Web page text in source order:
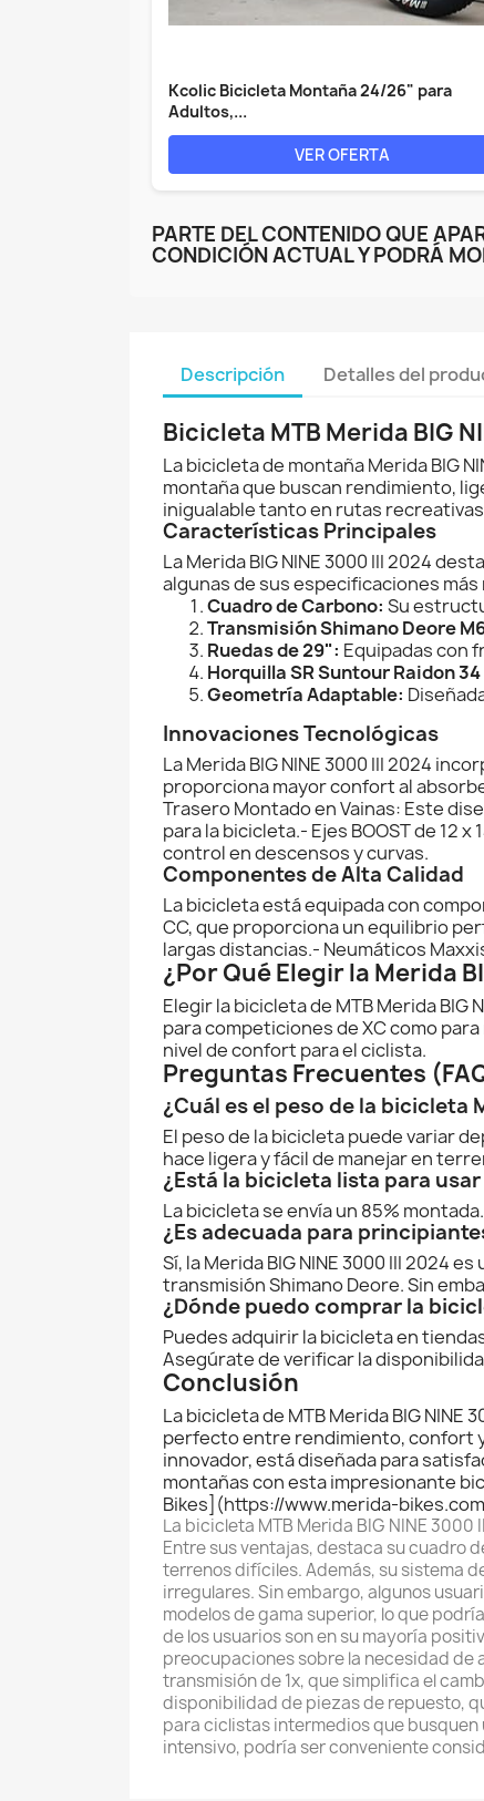
Kcolic Bicicleta Montaña 24/26" para
Adultos,...
VER OFERTA
PARTE DEL CONTENIDO QUE
CONDICIÓN ACTUAL Y PODRÁ
Descripción Detalles del
Bicicleta MTB Merida BIG
La bicicleta de montaña Merida BIG
montaña que buscan rendimiento,
inigualable tanto en rutas
Características Principales
La Merida BIG NINE 3000 III 2024
algunas de sus especificaciones
Cuadro de Carbono: Su
Transmisión Shimano Deore
Ruedas de 29": Equipadas con
Horquilla SR Suntour Raidon 34
Geometría Adaptable:
Innovaciones Tecnológicas
La Merida BIG NINE 3000 III 2024
proporciona mayor confort al
Trasero Montado en Vainas: Este
para la bicicleta.- Ejes BOOST de 12
control en descensos y curvas.
Componentes de Alta Calidad
La bicicleta está equipada con
CC, que proporciona un equilibrio
largas distancias.- Neumáticos
¿Por Qué Elegir la Merida
Elegir la bicicleta de MTB Merida
para competiciones de XC como
nivel de confort para el ciclista.
Preguntas Frecuentes
¿Cuál es el peso de la bicicleta
El peso de la bicicleta puede variar
hace ligera y fácil de manejar en
¿Está la bicicleta lista para
La bicicleta se envía un 85%
¿Es adecuada para
Sí, la Merida BIG NINE 3000 III 2024
transmisión Shimano Deore. Sin
¿Dónde puedo comprar la
Puedes adquirir la bicicleta en
Asegúrate de verificar la
Conclusión
La bicicleta de MTB Merida BIG
perfecto entre rendimiento, confort
innovador, está diseñada para
montañas con esta impresionante
Bikes](https://www.merida-
La bicicleta MTB Merida BIG NINE
Entre sus ventajas, destaca su cuadro
terrenos difíciles. Además, su sistema
irregulares. Sin embargo, algunos
modelos de gama superior, lo que
de los usuarios son en su mayoría
preocupaciones sobre la necesidad de
transmisión de 1x, que simplifica el
disponibilidad de piezas de repuesto,
para ciclistas intermedios que
intensivo, podría ser conveniente